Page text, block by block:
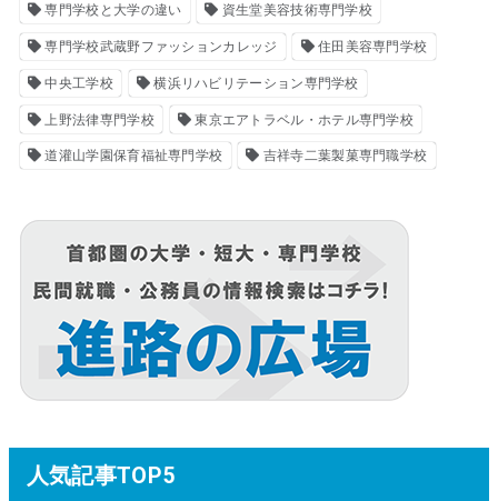
専門学校と大学の違い 資生堂美容技術専門学校
専門学校武蔵野ファッションカレッジ 住田美容専門学校
中央工学校 横浜リハビリテーション専門学校
上野法律専門学校 東京エアトラベル・ホテル専門学校
道灌山学園保育福祉専門学校 吉祥寺二葉製菓専門職学校
人気記事TOP5